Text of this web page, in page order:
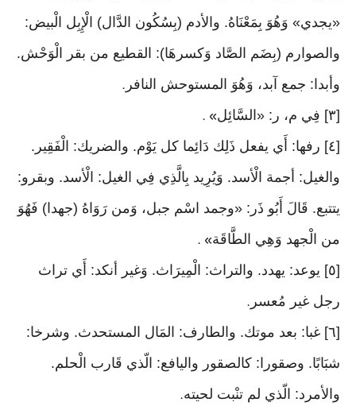
«يجدي» وَهُوَ بِمَعْنَاهُ. والأدم (بِسُكُون الدَّال) الْإِبِل الْبيض:
والصوارم (بِضَم الصَّاد وَكسرهَا): القطيع من بقر الْوَحْش.
وأبدا: جمع آبد، وَهُوَ المستوحش النافر .
[٣] فِي م، ر: «السَّائِل » .
[٤] رفها: أَي يفعل ذَلِك دَائِما كل يَوْم. والضريك: الْفَقِير.
والغيل: أجمة الْأسد. وَيُرِيد بِالَّذِي فِي الغيل: الْأسد. وبقرو:
يتتبع. قَالَ أَبُو ذَر: «وجمد اسْم جبل، وَمن رَوَاهُ (جهدا) فَهُوَ
من الْجهد وَهِي الطَّاقَة» .
[٥] يوعد: يهدد. والتراث: الْمِيرَاث. وَغير أنكد: أَي تراث
رجل غير مُعسر .
[٦] غبا: بعد موتك. والطارف: المَال المستحدث. وشرخا:
شبَابًا. وصقورا: كالصقور واليافع: الّذي قَارب الْحلم.
والأمرد: الّذي لم تنْبت لحيته.